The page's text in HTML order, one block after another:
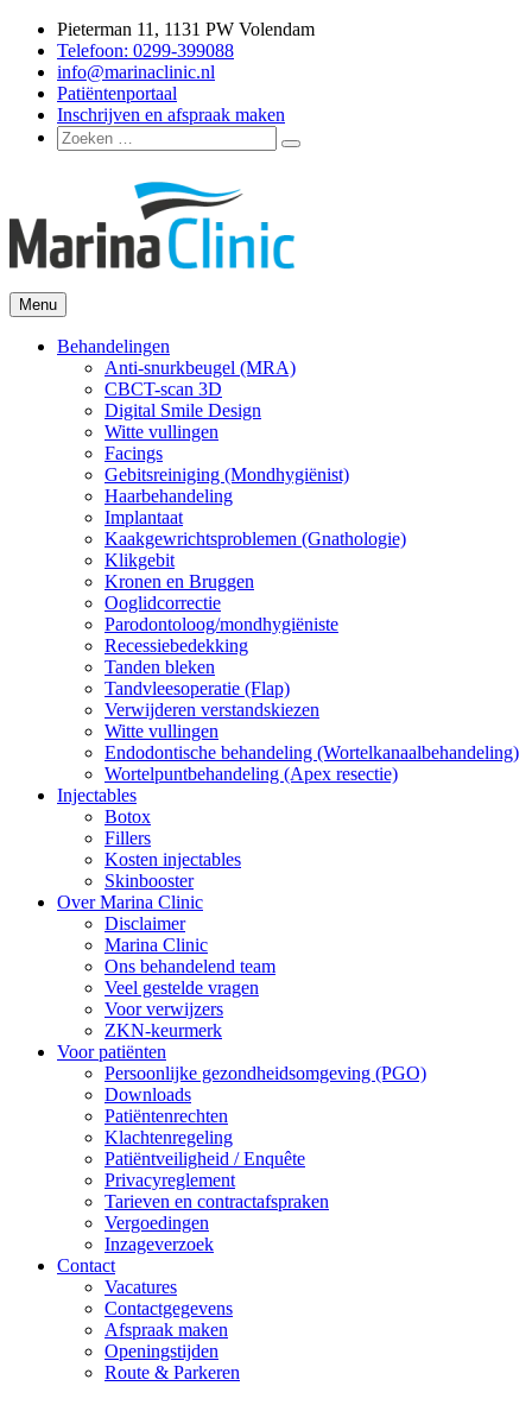
naar
inhoud
Pieterman 11, 1131 PW Volendam
Telefoon: 0299-399088
info@marinaclinic.nl
Patiëntenportaal
Inschrijven en afspraak maken
Zoeken
naar:
Zoeken
Marina Clinic
Omdat u goed in uw vel mag zitten.
Menu
Behandelingen
Anti-snurkbeugel (MRA)
CBCT-scan 3D
Digital Smile Design
Witte vullingen
Facings
Gebitsreiniging (Mondhygiënist)
Haarbehandeling
Implantaat
Kaakgewrichtsproblemen (Gnathologie)
Klikgebit
Kronen en Bruggen
Ooglidcorrectie
Parodontoloog/mondhygiëniste
Recessiebedekking
Tanden bleken
Tandvleesoperatie (Flap)
Verwijderen verstandskiezen
Witte vullingen
Endodontische behandeling (Wortelkanaalbehandeling)
Wortelpuntbehandeling (Apex resectie)
Injectables
Botox
Fillers
Kosten injectables
Skinbooster
Over Marina Clinic
Disclaimer
Marina Clinic
Ons behandelend team
Veel gestelde vragen
Voor verwijzers
ZKN-keurmerk
Voor patiënten
Persoonlijke gezondheidsomgeving (PGO)
Downloads
Patiëntenrechten
Klachtenregeling
Patiëntveiligheid / Enquête
Privacyreglement
Tarieven en contractafspraken
Vergoedingen
Inzageverzoek
Contact
Vacatures
Contactgegevens
Afspraak maken
Openingstijden
Route & Parkeren